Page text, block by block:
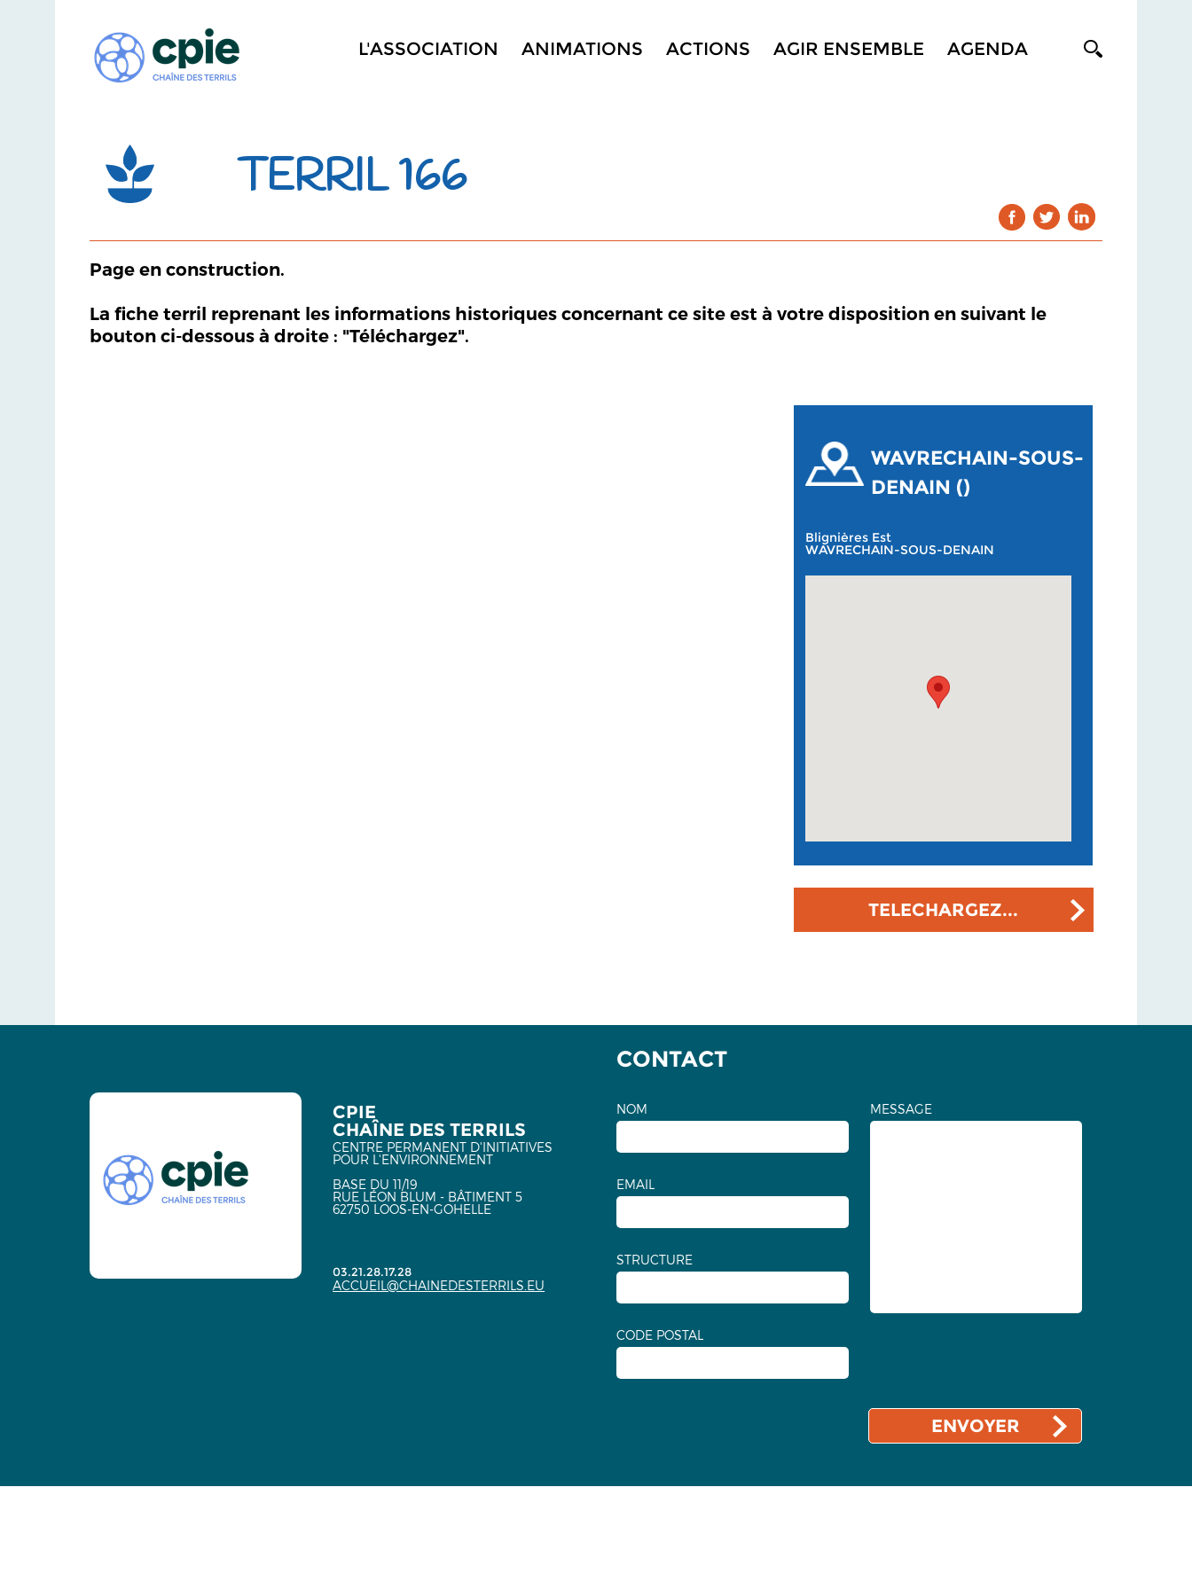
L'ASSOCIATION ANIMATIONS ACTIONS AGIR ENSEMBLE AGENDA
TERRIL 166
Page en construction.
La fiche terril reprenant les informations historiques concernant ce site est à votre disposition en suivant le
bouton ci-dessous à droite : "Téléchargez".
WAVRECHAIN-SOUS-
DENAIN ()
Blignières Est
WAVRECHAIN-SOUS-DENAIN
TELECHARGEZ...
CPIE
CHAÎNE DES TERRILS
CENTRE PERMANENT D'INITIATIVES
POUR L'ENVIRONNEMENT
BASE DU 11/19
RUE LÉON BLUM - BÂTIMENT 5
62750 LOOS-EN-GOHELLE
03.21.28.17.28
ACCUEIL@CHAINEDESTERRILS.EU
CONTACT
NOM
EMAIL
STRUCTURE
CODE POSTAL
MESSAGE